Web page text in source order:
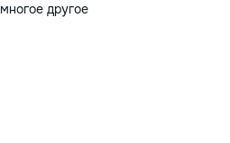
многое другое